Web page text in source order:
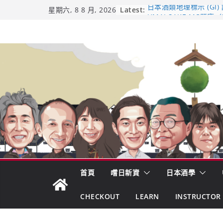
星期六, 8 8 月, 2026 Latest: 日本酒類地理標示 (GI)
【酒業商戰】130年老
市場！梅乃宿上市背後
龜之井酒造：口說上
吟釀的堅持與傳承 ～
首頁 嚐日新資 日本酒學
CHECKOUT LEARN